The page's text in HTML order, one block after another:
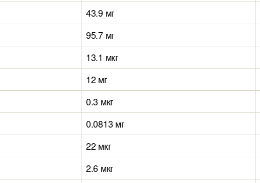
43.9 мг
95.7 мг
13.1 мкг
12 мг
0.3 мкг
0.0813 мг
22 мкг
2.6 мкг